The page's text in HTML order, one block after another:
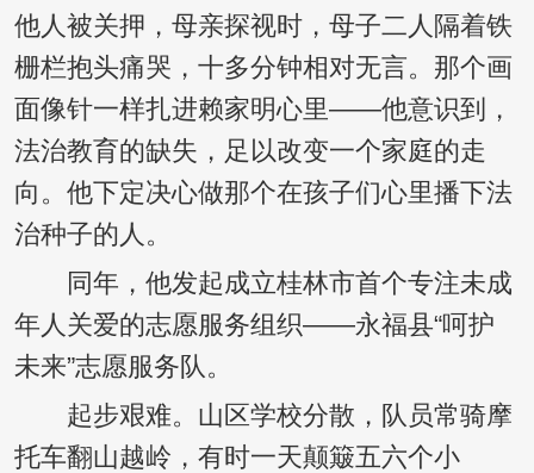
他人被关押，母亲探视时，母子二人隔着铁
栅栏抱头痛哭，十多分钟相对无言。那个画
面像针一样扎进赖家明心里——他意识到，
法治教育的缺失，足以改变一个家庭的走
向。他下定决心做那个在孩子们心里播下法
治种子的人。
同年，他发起成立桂林市首个专注未成
年人关爱的志愿服务组织——永福县“呵护
未来”志愿服务队。
起步艰难。山区学校分散，队员常骑摩
托车翻山越岭，有时一天颠簸五六个小